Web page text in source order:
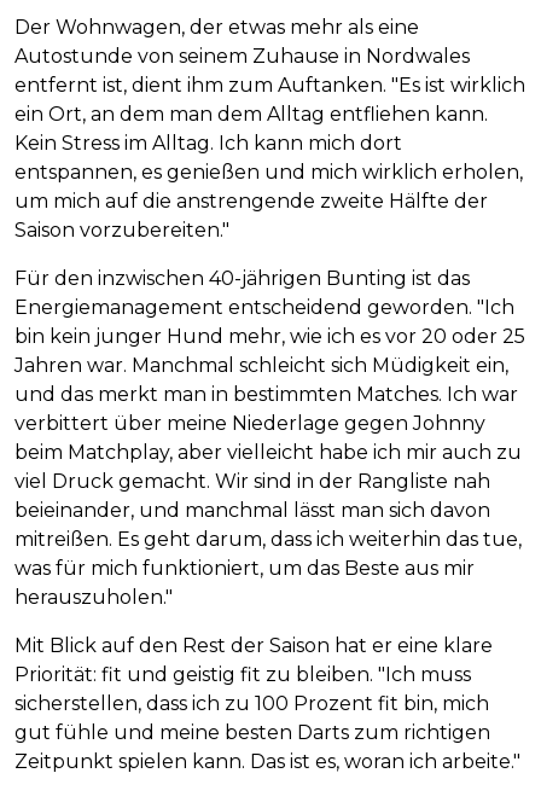
Der Wohnwagen, der etwas mehr als eine
Autostunde von seinem Zuhause in Nordwales
entfernt ist, dient ihm zum Auftanken. "Es ist wirklich
ein Ort, an dem man dem Alltag entfliehen kann.
Kein Stress im Alltag. Ich kann mich dort
entspannen, es genießen und mich wirklich erholen,
um mich auf die anstrengende zweite Hälfte der
Saison vorzubereiten."
Für den inzwischen 40-jährigen Bunting ist das
Energiemanagement entscheidend geworden. "Ich
bin kein junger Hund mehr, wie ich es vor 20 oder 25
Jahren war. Manchmal schleicht sich Müdigkeit ein,
und das merkt man in bestimmten Matches. Ich war
verbittert über meine Niederlage gegen Johnny
beim Matchplay, aber vielleicht habe ich mir auch zu
viel Druck gemacht. Wir sind in der Rangliste nah
beieinander, und manchmal lässt man sich davon
mitreißen. Es geht darum, dass ich weiterhin das tue,
was für mich funktioniert, um das Beste aus mir
herauszuholen."
Mit Blick auf den Rest der Saison hat er eine klare
Priorität: fit und geistig fit zu bleiben. "Ich muss
sicherstellen, dass ich zu 100 Prozent fit bin, mich
gut fühle und meine besten Darts zum richtigen
Zeitpunkt spielen kann. Das ist es, woran ich arbeite."